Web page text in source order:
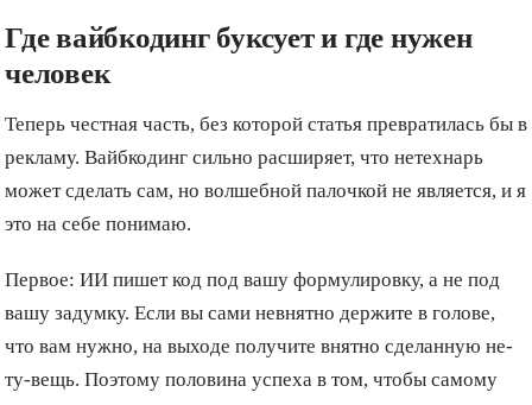
Где вайбкодинг буксует и где нужен
человек
Теперь честная часть, без которой статья превратилась бы в
рекламу. Вайбкодинг сильно расширяет, что нетехнарь
может сделать сам, но волшебной палочкой не является, и я
это на себе понимаю.
Первое: ИИ пишет код под вашу формулировку, а не под
вашу задумку. Если вы сами невнятно держите в голове,
что вам нужно, на выходе получите внятно сделанную не-
ту-вещь. Поэтому половина успеха в том, чтобы самому